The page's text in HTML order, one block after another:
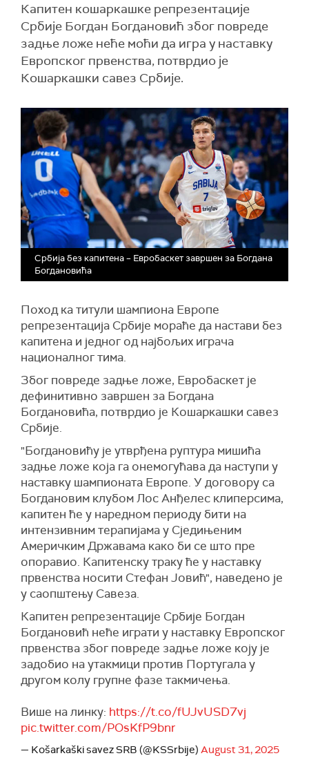
Капитен кошаркашке репрезентације
Србије Богдан Богдановић због повреде
задње ложе неће моћи да игра у наставку
Европског првенства, потврдио је
Кошаркашки савез Србије.
Србија без капитена – Евробаскет завршен за Богдана
Богдановића
Поход ка титули шампиона Европе
репрезентација Србије мораће да настави без
капитена и једног од најбољих играча
националног тима.
Због повреде задње ложе, Евробаскет је
дефинитивно завршен за Богдана
Богдановића, потврдио је Кошаркашки савез
Србије.
"Богдановићу је утврђена руптура мишића
задње ложе која га онемогућава да наступи у
наставку шампионата Европе. У договору са
Богдановим клубом Лос Анђелес клиперсима,
капитен ће у наредном периоду бити на
интензивним терапијама у Сједињеним
Америчким Државама како би се што пре
опоравио. Капитенску траку ће у наставку
првенства носити Стефан Јовић", наведено је
у саопштењу Савеза.
Капитен репрезентације Србије Богдан
Богдановић неће играти у наставку Европског
првенства због повреде задње ложе коју је
задобио на утакмици против Португала у
другом колу групне фазе такмичења.
Више на линку: https://t.co/fUJvUSD7vj
pic.twitter.com/POsKfP9bnr
— Košarkaški savez SRB (@KSSrbije) August 31, 2025